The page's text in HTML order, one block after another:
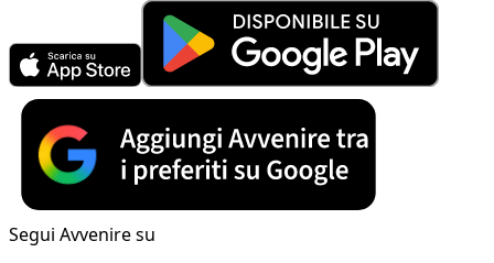
Segui Avvenire su